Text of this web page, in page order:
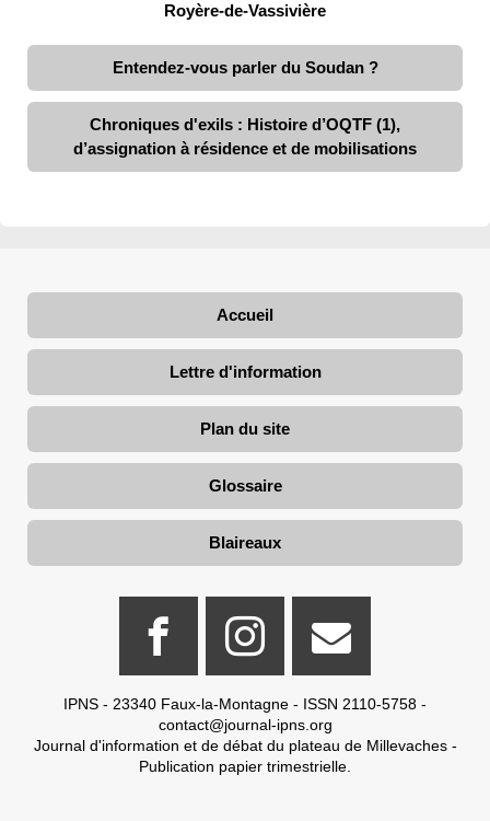
Royère-de-Vassivière
Entendez-vous parler du Soudan ?
Chroniques d'exils : Histoire d’OQTF (1),
d’assignation à résidence et de mobilisations
Accueil
Lettre d'information
Plan du site
Glossaire
Blaireaux
IPNS - 23340 Faux-la-Montagne - ISSN 2110-5758 -
contact@journal-ipns.org
Journal d'information et de débat du plateau de Millevaches -
Publication papier trimestrielle.